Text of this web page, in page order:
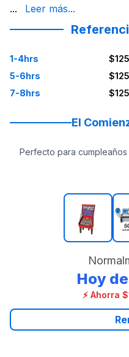
decepciones. Únete a la
... Leer más...
1-4hrs
$125
5-6hrs
$125
7-8hrs
$125
El
Perfecto para
Hoy
⚡ Ahorra